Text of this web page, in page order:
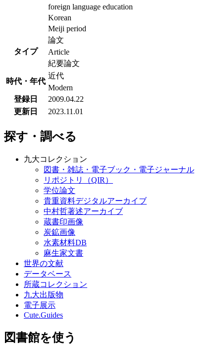
foreign language education
Korean
Meiji period
タイプ
論文
Article
紀要論文
時代・年代
近代
Modern
登録日
2009.04.22
更新日
2023.11.01
探す・調べる
九大コレクション
図書・雑誌・電子ブック・電子ジャーナル
リポジトリ（QIR）
学位論文
貴重資料デジタルアーカイブ
中村哲著述アーカイブ
蔵書印画像
炭鉱画像
水素材料DB
麻生家文書
世界の文献
データベース
所蔵コレクション
九大出版物
電子展示
Cute.Guides
図書館を使う